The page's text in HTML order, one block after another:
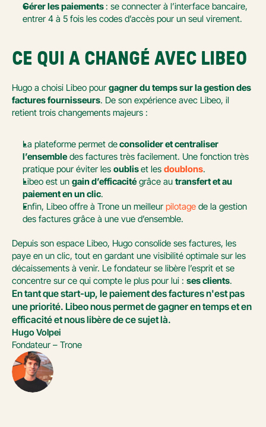
Gérer les paiements : se connecter à l’interface bancaire,
entrer 4 à 5 fois les codes d’accès pour un seul virement.
CE QUI A CHANGÉ AVEC LIBEO
Hugo a choisi Libeo pour gagner du temps sur la gestion des
factures fournisseurs. De son expérience avec Libeo, il
retient trois changements majeurs :
La plateforme permet de consolider et centraliser
l’ensemble des factures très facilement. Une fonction très
pratique pour éviter les oublis et les doublons.
Libeo est un gain d’efficacité grâce au transfert et au
paiement en un clic.
Enfin, Libeo offre à Trone un meilleur pilotage de la gestion
des factures grâce à une vue d’ensemble.
Depuis son espace Libeo, Hugo consolide ses factures, les
paye en un clic, tout en gardant une visibilité optimale sur les
décaissements à venir. Le fondateur se libère l’esprit et se
concentre sur ce qui compte le plus pour lui : ses clients.
En tant que start-up, le paiement des factures n'est pas
une priorité. Libeo nous permet de gagner en temps et en
efficacité et nous libère de ce sujet là.
Hugo Volpei
Fondateur – Trone